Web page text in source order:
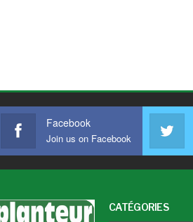
Facebook
Join us on Facebook
CATÉGORIES